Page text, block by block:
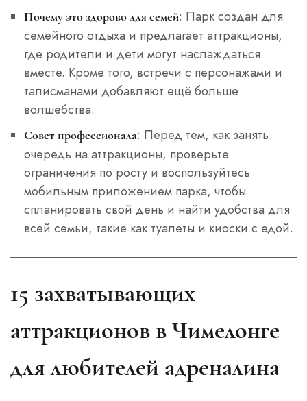
Почему это здорово для семей: Парк создан для
семейного отдыха и предлагает аттракционы,
где родители и дети могут наслаждаться
вместе. Кроме того, встречи с персонажами и
талисманами добавляют ещё больше
волшебства.
Совет профессионала: Перед тем, как занять
очередь на аттракционы, проверьте
ограничения по росту и воспользуйтесь
мобильным приложением парка, чтобы
спланировать свой день и найти удобства для
всей семьи, такие как туалеты и киоски с едой.
15 захватывающих
аттракционов в Чимелонге
для любителей адреналина